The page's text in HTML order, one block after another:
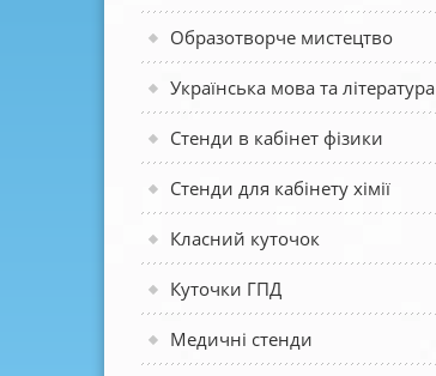
Образотворче мистецтво
Українська мова та література
Стенди в кабінет фізики
Стенди для кабінету хімії
Класний куточок
Куточки ГПД
Медичні стенди